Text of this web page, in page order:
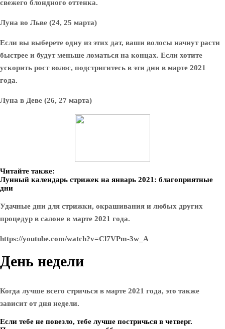
свежего блондного оттенка.
Луна во Льве (24, 25 марта)
Если вы выберете одну из этих дат, ваши волосы начнут расти
быстрее и будут меньше ломаться на концах. Если хотите
ускорить рост волос, подстригитесь в эти дни в марте 2021
года.
Луна в Деве (26, 27 марта)
Читайте также:
Лунный календарь стрижек на январь 2021: благоприятные
дни
Удачные дни для стрижки, окрашивания и любых других
процедур в салоне в марте 2021 года.
https://youtube.com/watch?v=Cl7VPm-3w_A
День недели
Когда лучше всего стричься в марте 2021 года, это также
зависит от дня недели.
Если тебе не повезло, тебе лучше постричься в четверг.